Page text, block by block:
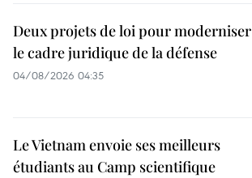
Deux projets de loi pour moderniser
le cadre juridique de la défense
04/08/2026 04:35
Le Vietnam envoie ses meilleurs
étudiants au Camp scientifique